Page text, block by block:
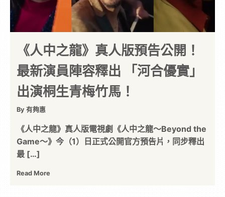
《人中之龍》真人版預告公開！
最新演員陣容釋出 「河合優實」
出演桐生青梅竹馬！
By 有夠惠
《人中之龍》真人版電視劇《人中之龍～Beyond the
Game～》今（1）日正式公開官方預告片，同步釋出
最 […]
Read More